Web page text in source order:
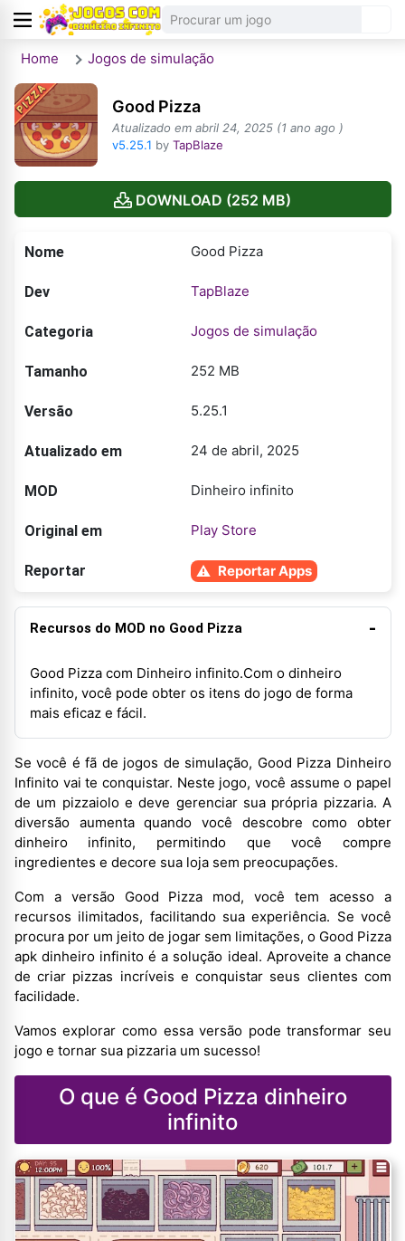
Home Jogos de simulação
Good Pizza
Atualizado em abril 24, 2025 (1 ano ago )
v5.25.1 byTapBlaze
DOWNLOAD (252 MB)
Nome Good Pizza
Dev TapBlaze
Categoria Jogos de simulação
Tamanho 252 MB
Versão 5.25.1
Atualizado em 24 de abril, 2025
MOD Dinheiro infinito
Original em Play Store
Reportar Reportar Apps
Recursos do MOD no Good Pizza
Good Pizza com Dinheiro infinito.Com o dinheiro
infinito, você pode obter os itens do jogo de forma
mais eficaz e fácil.
Se você é fã de jogos de simulação, Good Pizza Dinheiro
Infinito vai te conquistar. Neste jogo, você assume o papel
de um pizzaiolo e deve gerenciar sua própria pizzaria. A
diversão aumenta quando você descobre como obter
dinheiro infinito, permitindo que você compre
ingredientes e decore sua loja sem preocupações.
Com a versão Good Pizza mod, você tem acesso a
recursos ilimitados, facilitando sua experiência. Se você
procura por um jeito de jogar sem limitações, o Good Pizza
apk dinheiro infinito é a solução ideal. Aproveite a chance
de criar pizzas incríveis e conquistar seus clientes com
facilidade.
Vamos explorar como essa versão pode transformar seu
jogo e tornar sua pizzaria um sucesso!
O que é Good Pizza dinheiro
infinito